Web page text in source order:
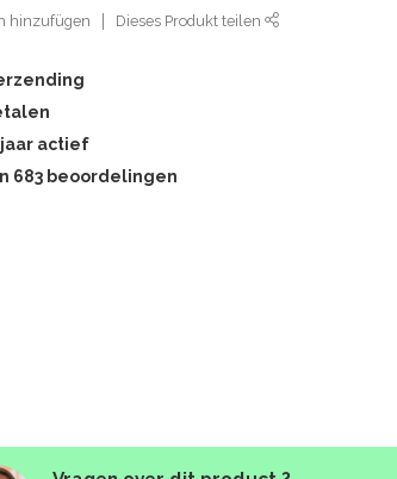
hinzufügen Dieses Produkt teilen
jaar actief
683 beoordelingen